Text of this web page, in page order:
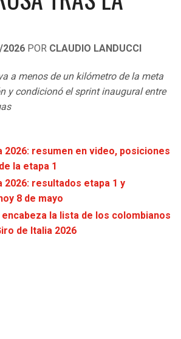
2026 POR CLAUDIO LANDUCCI
a menos de un kilómetro de la meta
y condicionó el sprint inaugural entre
2026: resumen en video, posiciones
la etapa 1
2026: resultados etapa 1 y
8 de mayo
encabeza la lista de los colombianos
de Italia 2026